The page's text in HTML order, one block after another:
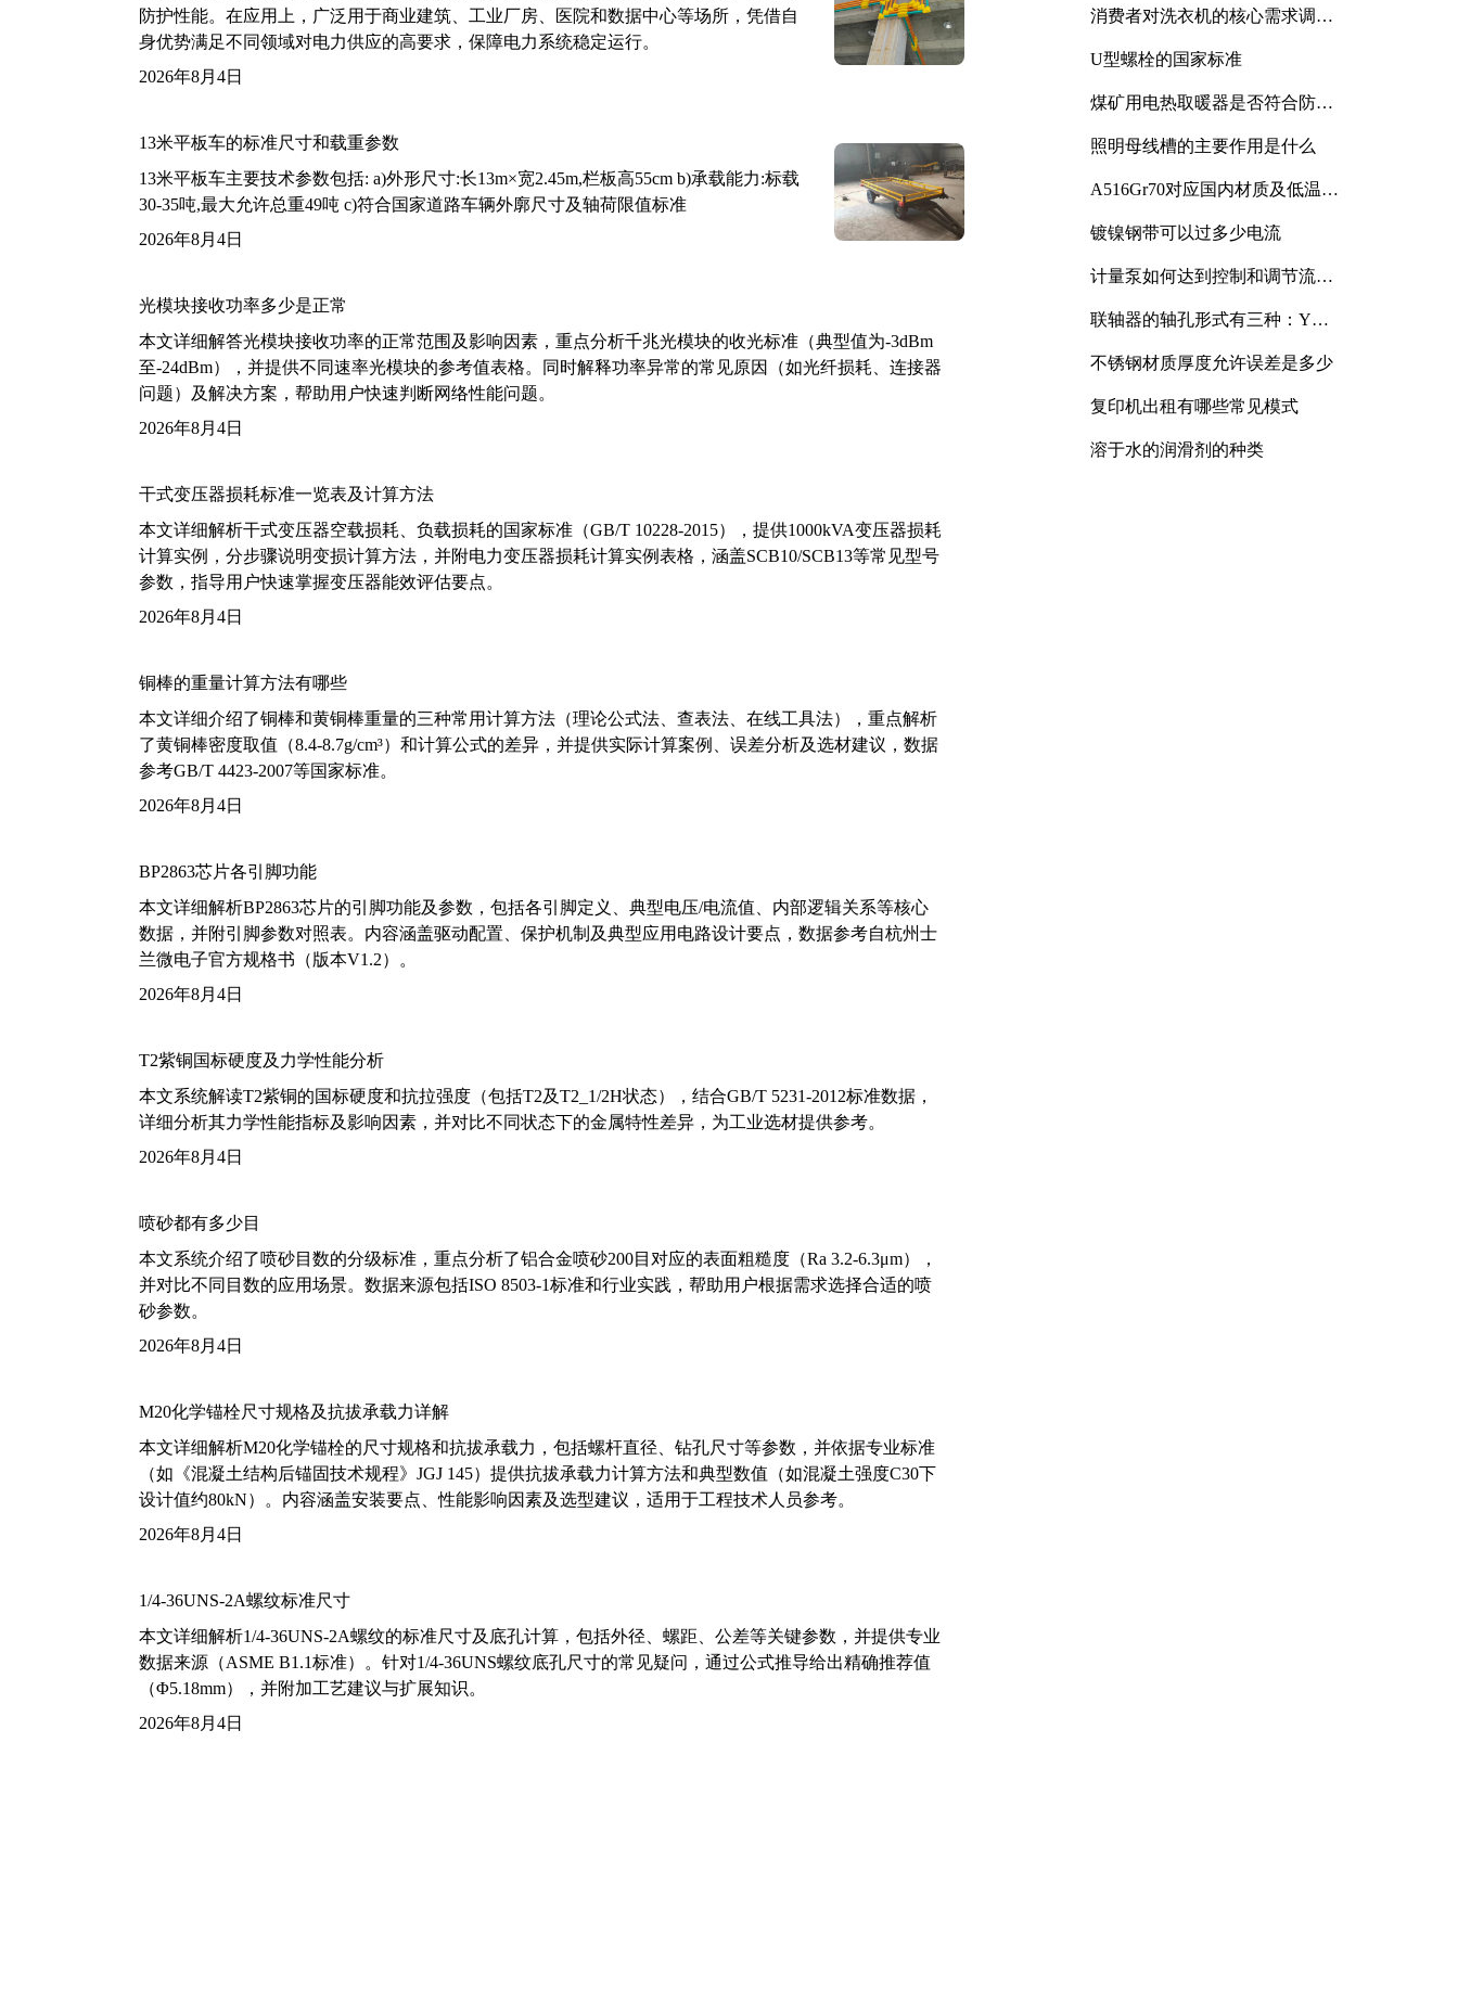
防护性能。在应用上，广泛用于商业建筑、工业厂房、医院和数据中心等场所，凭借自
身优势满足不同领域对电力供应的高要求，保障电力系统稳定运行。
2026年8月4日
13米平板车的标准尺寸和载重参数
13米平板车主要技术参数包括: a)外形尺寸:长13m×宽2.45m,栏板高55cm b)承载能力:标载
30-35吨,最大允许总重49吨 c)符合国家道路车辆外廓尺寸及轴荷限值标准
2026年8月4日
光模块接收功率多少是正常
本文详细解答光模块接收功率的正常范围及影响因素，重点分析千兆光模块的收光标准（典型值为-3dBm
至-24dBm），并提供不同速率光模块的参考值表格。同时解释功率异常的常见原因（如光纤损耗、连接器
问题）及解决方案，帮助用户快速判断网络性能问题。
2026年8月4日
干式变压器损耗标准一览表及计算方法
本文详细解析干式变压器空载损耗、负载损耗的国家标准（GB/T 10228-2015），提供1000kVA变压器损耗
计算实例，分步骤说明变损计算方法，并附电力变压器损耗计算实例表格，涵盖SCB10/SCB13等常见型号
参数，指导用户快速掌握变压器能效评估要点。
2026年8月4日
铜棒的重量计算方法有哪些
本文详细介绍了铜棒和黄铜棒重量的三种常用计算方法（理论公式法、查表法、在线工具法），重点解析
了黄铜棒密度取值（8.4-8.7g/cm³）和计算公式的差异，并提供实际计算案例、误差分析及选材建议，数据
参考GB/T 4423-2007等国家标准。
2026年8月4日
BP2863芯片各引脚功能
本文详细解析BP2863芯片的引脚功能及参数，包括各引脚定义、典型电压/电流值、内部逻辑关系等核心
数据，并附引脚参数对照表。内容涵盖驱动配置、保护机制及典型应用电路设计要点，数据参考自杭州士
兰微电子官方规格书（版本V1.2）。
2026年8月4日
T2紫铜国标硬度及力学性能分析
本文系统解读T2紫铜的国标硬度和抗拉强度（包括T2及T2_1/2H状态），结合GB/T 5231-2012标准数据，
详细分析其力学性能指标及影响因素，并对比不同状态下的金属特性差异，为工业选材提供参考。
2026年8月4日
喷砂都有多少目
本文系统介绍了喷砂目数的分级标准，重点分析了铝合金喷砂200目对应的表面粗糙度（Ra 3.2-6.3μm），
并对比不同目数的应用场景。数据来源包括ISO 8503-1标准和行业实践，帮助用户根据需求选择合适的喷
砂参数。
2026年8月4日
M20化学锚栓尺寸规格及抗拔承载力详解
本文详细解析M20化学锚栓的尺寸规格和抗拔承载力，包括螺杆直径、钻孔尺寸等参数，并依据专业标准
（如《混凝土结构后锚固技术规程》JGJ 145）提供抗拔承载力计算方法和典型数值（如混凝土强度C30下
设计值约80kN）。内容涵盖安装要点、性能影响因素及选型建议，适用于工程技术人员参考。
2026年8月4日
1/4-36UNS-2A螺纹标准尺寸
本文详细解析1/4-36UNS-2A螺纹的标准尺寸及底孔计算，包括外径、螺距、公差等关键参数，并提供专业
数据来源（ASME B1.1标准）。针对1/4-36UNS螺纹底孔尺寸的常见疑问，通过公式推导给出精确推荐值
（Φ5.18mm），并附加工艺建议与扩展知识。
2026年8月4日
消费者对洗衣机的核心需求调研
U型螺栓的国家标准
煤矿用电热取暖器是否符合防爆
照明母线槽的主要作用是什么
A516Gr70对应国内材质及低温冲
镀镍钢带可以过多少电流
计量泵如何达到控制和调节流量
联轴器的轴孔形式有三种：Y
不锈钢材质厚度允许误差是多少
复印机出租有哪些常见模式
溶于水的润滑剂的种类